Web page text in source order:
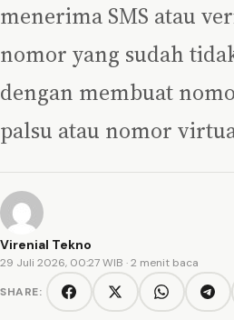
menerima SMS atau
nomor yang sudah
dengan membuat
palsu atau nomor
Virenial Tekno
29 Juli 2026, 00:27 WIB · 2 menit baca
SHARE:
FacebookTwitter/XWhatsApp